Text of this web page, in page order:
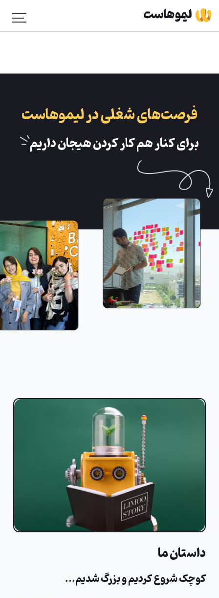
فرصت‌های شغلی در لیمو‌هاست
برای کنار هم کار کردن هیجان داریم
داستان ما
کوچک شروع کردیم و بزرگ شدیم...